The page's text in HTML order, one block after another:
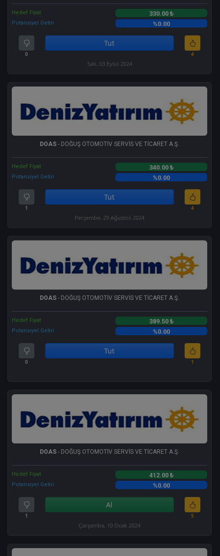
Hedef Fiyat 330.00 ₺
Potansiyel Getiri %0.00
0
Tut
4
Salı, 03 Eylül 2024
DOAS - DOĞUŞ OTOMOTİV SERVİS VE TİCARET A.Ş.
Hedef Fiyat 340.00 ₺
Potansiyel Getiri %0.00
1
Tut
4
Perşembe, 29 Ağustos 2024
DOAS - DOĞUŞ OTOMOTİV SERVİS VE TİCARET A.Ş.
Hedef Fiyat 389.50 ₺
Potansiyel Getiri %0.00
0
Tut
1
DOAS - DOĞUŞ OTOMOTİV SERVİS VE TİCARET A.Ş.
Hedef Fiyat 412.00 ₺
Potansiyel Getiri %0.00
1
Al
5
Çarşamba, 10 Ocak 2024